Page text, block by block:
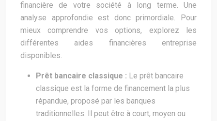
financière de votre société à long terme. Une
analyse approfondie est donc primordiale. Pour
mieux comprendre vos options, explorez les
différentes aides financières entreprise
disponibles.
Prêt bancaire classique : Le prêt bancaire
classique est la forme de financement la plus
répandue, proposé par les banques
traditionnelles. Il peut être à court, moyen ou